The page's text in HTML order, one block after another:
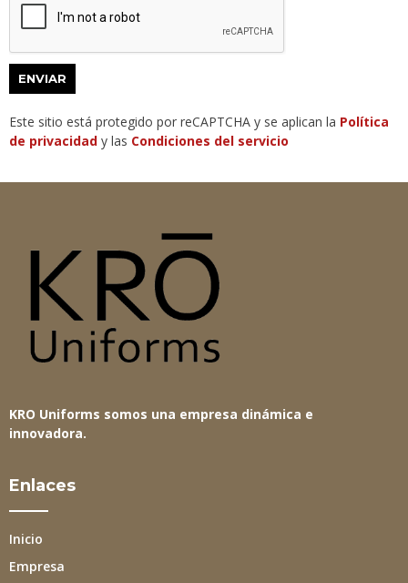
ENVIAR
Este sitio está protegido por reCAPTCHA y se aplican la Política
de privacidad y las Condiciones del servicio
KRO Uniforms somos una empresa dinámica e
innovadora.
Enlaces
Inicio
Empresa